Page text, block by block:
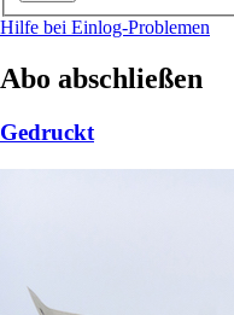
Hilfe bei Einlog-Problemen
Abo abschließen
Gedruckt